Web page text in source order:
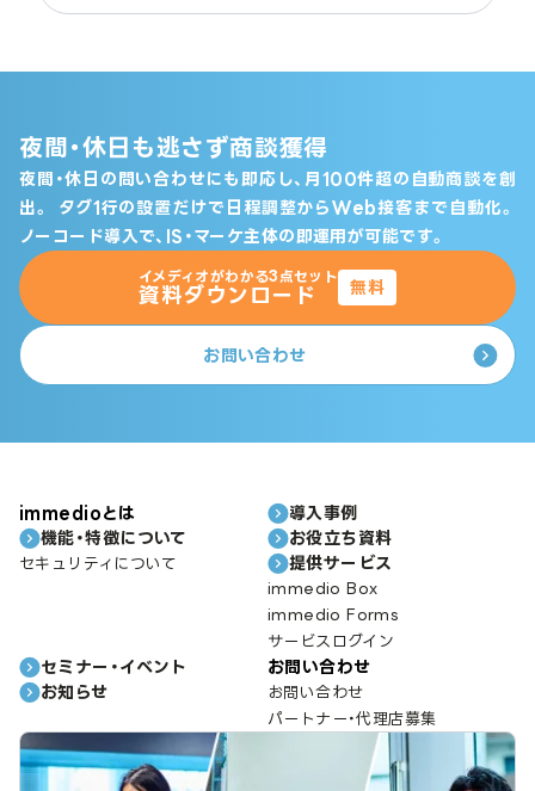
夜間・休日も逃さず商談獲得
夜間・休日の問い合わせにも即応し、月100件超の自動商談を創
出。
タグ1行の設置だけで日程調整からWeb接客まで自動化。
ノーコード導入で、IS・マーケ主体の即運用が可能です。
イメディオがわかる3点セット
資料ダウンロード 無料
お問い合わせ
immedioとは
機能・特徴について
セキュリティについて
導入事例
お役立ち資料
提供サービス
immedio Box
immedio Forms
サービスログイン
セミナー・イベント
お知らせ
お問い合わせ
お問い合わせ
パートナー・代理店募集